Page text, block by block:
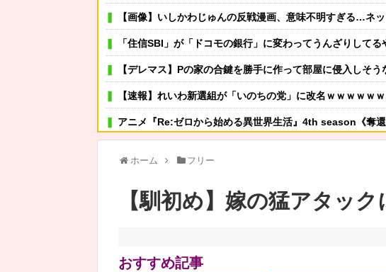
【画像】いしかわじゅんの反戦漫画、意味不明すぎる…ネット「量産型左翼の最底辺みたいなテンプレ左翼カルト陰謀
「住信SBI」が「ドコモの銀行」に変わってうんざりしてるや
【デレマス】Pの家の合鍵を勝手に作って部屋に侵入しそう
【速報】れいわ新選組が「いのちの党」に改名ｗｗｗｗｗ
アニメ『Re:ゼロから始める異世界生活』4th season《奪還編
その店には腕のいいバーテンダーがいた。このグラスに１杯たのむよ→彼の見事なテ
ステーキ食いたくなったらどこ行く？
ホーム フリー
【馴初め】嫁の猛アタック
おすすめ記事